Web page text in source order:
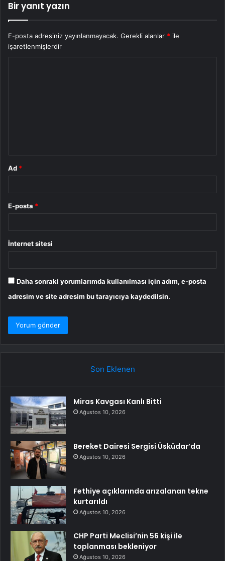
Bir yanıt yazın
E-posta adresiniz yayınlanmayacak. Gerekli alanlar * ile
işaretlenmişlerdir
Ad *
E-posta *
İnternet sitesi
Daha sonraki yorumlarımda kullanılması için adım, e-posta
adresim ve site adresim bu tarayıcıya kaydedilsin.
Son Eklenen
Miras Kavgası Kanlı Bitti
Ağustos 10, 2026
Bereket Dairesi Sergisi Üsküdar’da
Ağustos 10, 2026
Fethiye açıklarında arızalanan tekne
kurtarıldı
Ağustos 10, 2026
CHP Parti Meclisi’nin 56 kişi ile
toplanması bekleniyor
Ağustos 10, 2026